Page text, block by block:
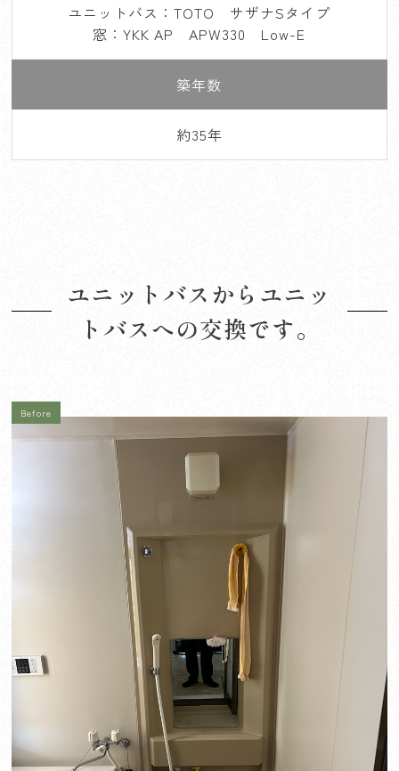
ユニットバス：TOTO サザナSタイプ
窓：YKK AP APW330 Low-E
築年数
約35年
ユニットバスからユニッ
トバスへの交換です。
Before